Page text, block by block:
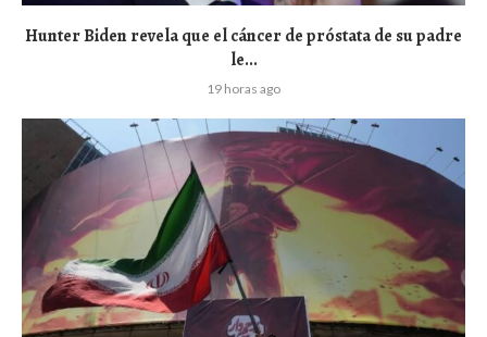
Hunter Biden revela que el cáncer de próstata de su padre
le...
19 horas ago